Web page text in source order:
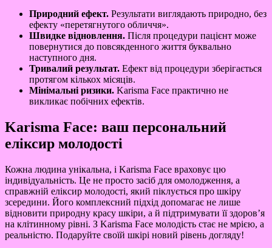
Природний ефект. Результати виглядають природно, без
ефекту «перетягнутого обличчя».
Швидке відновлення. Після процедури пацієнт може
повернутися до повсякденного життя буквально
наступного дня.
Тривалий результат. Ефект від процедури зберігається
протягом кількох місяців.
Мінімальні ризики. Karisma Face практично не
викликає побічних ефектів.
Karisma Face: ваш персональний
еліксир молодості
Кожна людина унікальна, і Karisma Face враховує цю
індивідуальність. Це не просто засіб для омолодження, а
справжній еліксир молодості, який піклується про шкіру
зсередини. Його комплексний підхід допомагає не лише
відновити природну красу шкіри, а й підтримувати її здоров’я
на клітинному рівні. З Karisma Face молодість стає не мрією, а
реальністю. Подаруйте своїй шкірі новий рівень догляду!